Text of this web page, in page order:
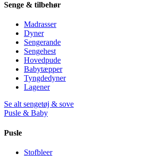
Senge & tilbehør
Madrasser
Dyner
Sengerande
Sengehest
Hovedpude
Babytæpper
Tyngdedyner
Lagener
Se alt sengetøj & sove
Pusle & Baby
Pusle
Stofbleer